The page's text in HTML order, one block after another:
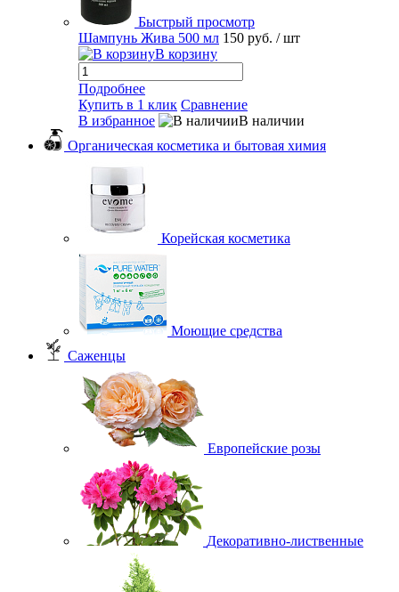
Быстрый просмотр
Шампунь Жива 500 мл 150 руб. / шт
В корзину
Подробнее
Купить в 1 клик Сравнение
В избранное
В наличии
Органическая косметика и бытовая химия
Корейская косметика
Моющие средства
Саженцы
Европейские розы
Декоративно-лиственные